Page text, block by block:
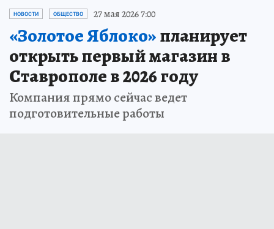
НОВОСТИ ОБЩЕСТВО 27 мая 2026 7:00
«Золотое Яблоко»планирует
открыть первый магазин в
Ставрополе в 2026 году
Компания прямо сейчас ведет
подготовительные работы